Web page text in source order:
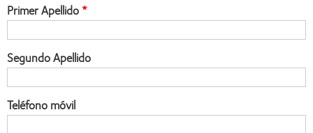
Primer Apellido
Segundo Apellido
Teléfono móvil